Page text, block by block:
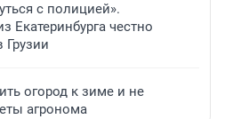
с полицией».
Екатеринбурга честно
Грузии
огород к зиме и не
агронома